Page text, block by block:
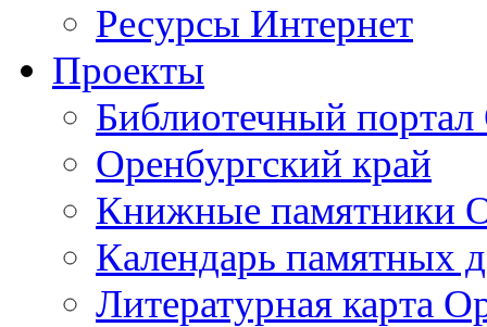
Ресурсы Интернет
Проекты
Библиотечный портал
Оренбургский край
Книжные памятники
Календарь памятных
Литературная карта